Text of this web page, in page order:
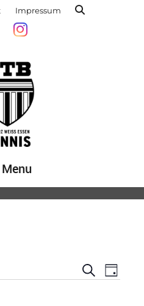
Impressum
Menu
Suche
Tag